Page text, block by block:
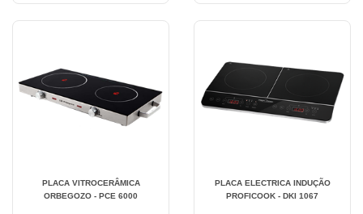
PLACA VITROCERÂMICA
ORBEGOZO - PCE 6000
PLACA ELECTRICA INDUÇÃO
PROFICOOK - DKI 1067